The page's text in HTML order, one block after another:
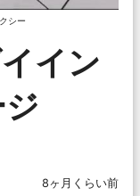
シー
イン
8ヶ月くらい前